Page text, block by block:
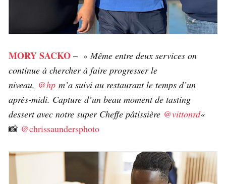
MORY SACKO – »Même entre deux services on
continue à chercher à faire progresser le
niveau, @hp m’a suivi au restaurant le temps d’un
après-midi. Capture d’un beau moment de tasting
dessert avec notre super Cheffe pâtissière @vittonrd«
📸 @chrissaundersphoto